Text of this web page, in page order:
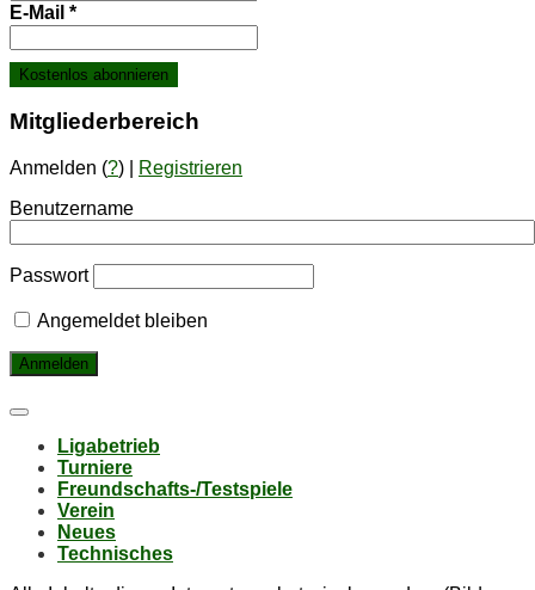
E-Mail *
Mit­glie­der­be­reich
Anmelden (?) |
Registrieren
Benutzername
Passwort
Angemeldet bleiben
Li­ga­be­trieb
Tur­nie­re
Freund­schafts-/Test­spie­le
Ver­ein
Neu­es
Tech­ni­sches